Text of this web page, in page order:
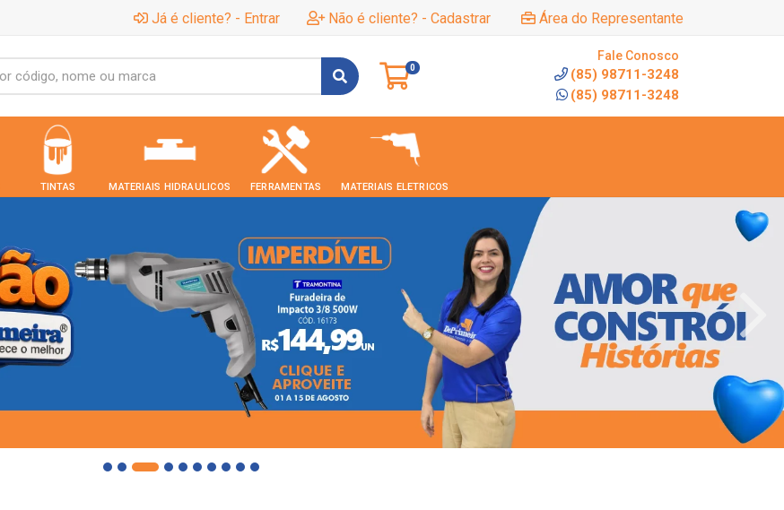
Já é cliente? - Entrar Não é cliente? - Cadastrar Área do Representante
0
Fale Conosco
(85) 98711-3248
(85) 98711-3248
TINTAS MATERIAIS HIDRAULICOS FERRAMENTAS MATERIAIS ELETRICOS